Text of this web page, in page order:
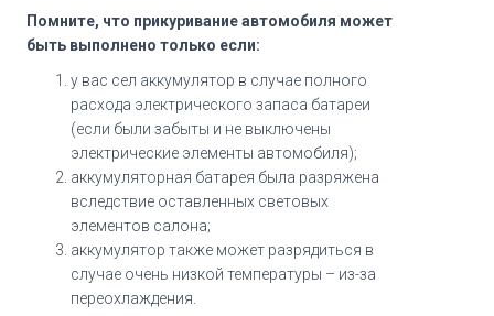
Помните, что прикуривание автомобиля может
быть выполнено только если:
у вас сел аккумулятор в случае полного
расхода электрического запаса батареи
(если были забыты и не выключены
электрические элементы автомобиля);
аккумуляторная батарея была разряжена
вследствие оставленных световых
элементов салона;
аккумулятор также может разрядиться в
случае очень низкой температуры – из-за
переохлаждения.